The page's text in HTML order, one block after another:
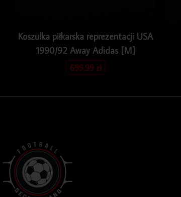
Koszulka piłkarska reprezentacji USA
1990/92 Away Adidas [M]
699.99zł